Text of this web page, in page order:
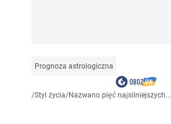
Prognoza astrologiczna
/Styl życia/Nazwano pięć najsilniejszych...